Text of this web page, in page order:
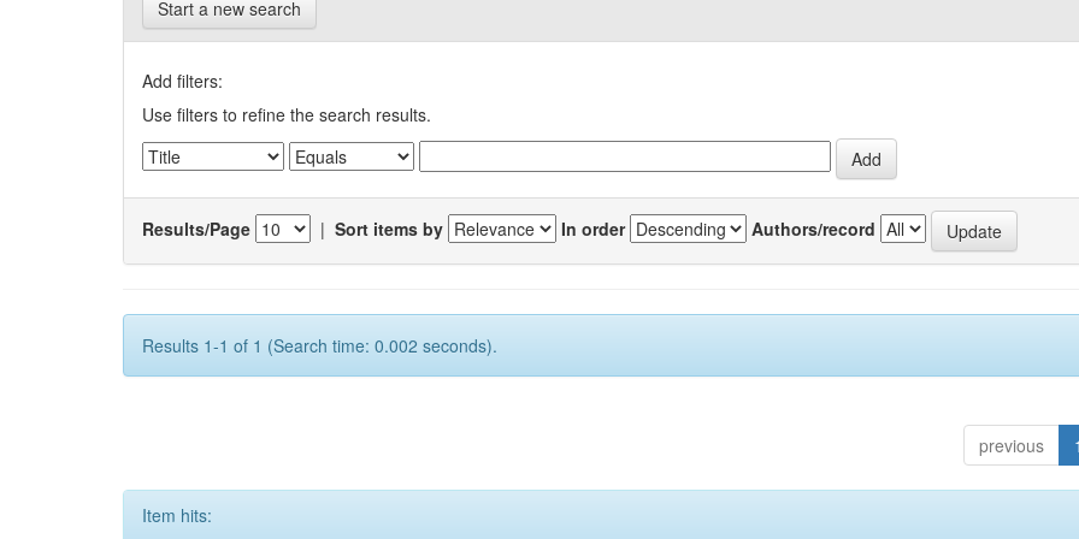
Start a new search
Add filters:
Use filters to refine the search results.
Results/Page | Sort items by In order Authors/record
Results 1-1 of 1 (Search time: 0.002 seconds).
previous 1
Item hits: